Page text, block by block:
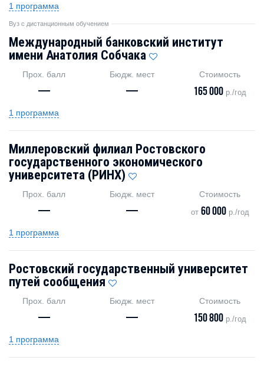
1 программа
Вуз с дистанционным обучением
Международный банковский институт
имени Анатолия Собчака
Прох. балл
—
Бюдж. мест
—
Стоимость
165 000 р./год
1 программа
Миллеровский филиал Ростовского
государственного экономического
университета (РИНХ)
Прох. балл
—
Бюдж. мест
—
Стоимость
от 60 000р./год
1 программа
Ростовский государственный университет
путей сообщения
Прох. балл
—
Бюдж. мест
—
Стоимость
150 800 р./год
1 программа